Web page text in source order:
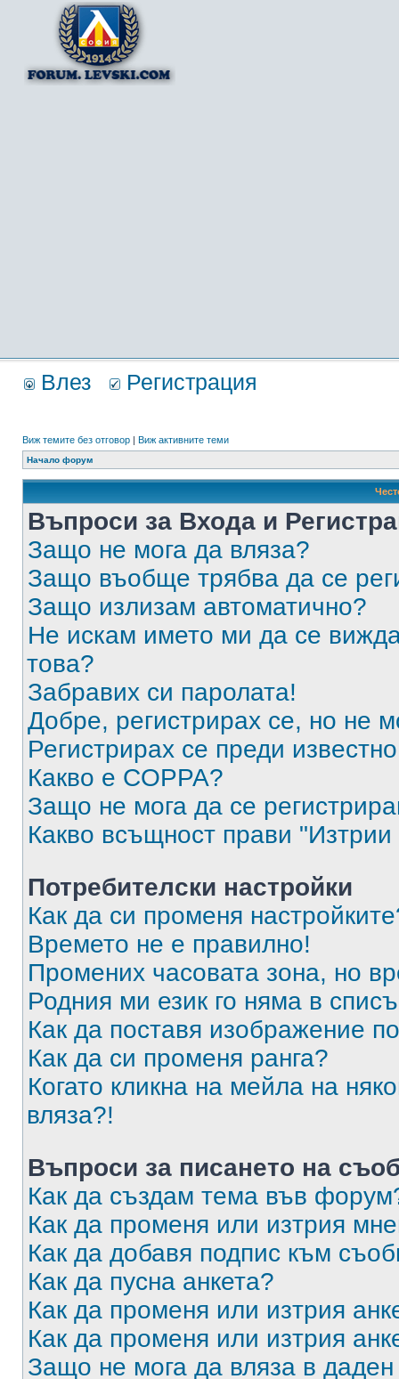
Влез Регистрация
Виж темите без отговор | Виж активните теми
Начало форум
Въпроси за Входа и
Защо не мога да вляза?
Защо въобще трябва да се
Защо излизам автоматично?
Не искам името ми да се
това?
Забравих си паролата!
Добре, регистрирах се, но не
Регистрирах се преди
Какво е COPPA?
Защо не мога да се
Какво всъщност прави "Изтрии
Потребителски настройки
Как да си променя
Времето не е правилно!
Промених часовата зона, но
Родния ми език го няма в
Как да поставя изображение
Как да си променя ранга?
Когато кликна на мейла на
вляза?!
Въпроси за писането на
Как да създам тема във
Как да променя или изтрия
Как да добавя подпис към
Как да пусна анкета?
Как да променя или изтрия
Как да променя или изтрия
Защо не мога да вляза в